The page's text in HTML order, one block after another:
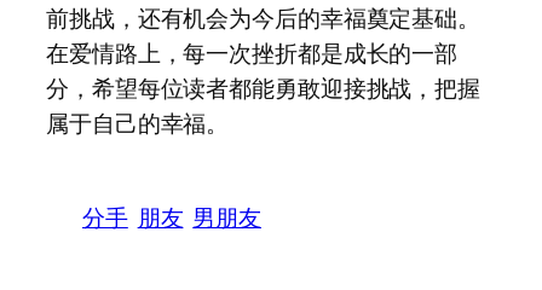
前挑战，还有机会为今后的幸福奠定基础。
在爱情路上，每一次挫折都是成长的一部
分，希望每位读者都能勇敢迎接挑战，把握
属于自己的幸福。
分手 朋友 男朋友